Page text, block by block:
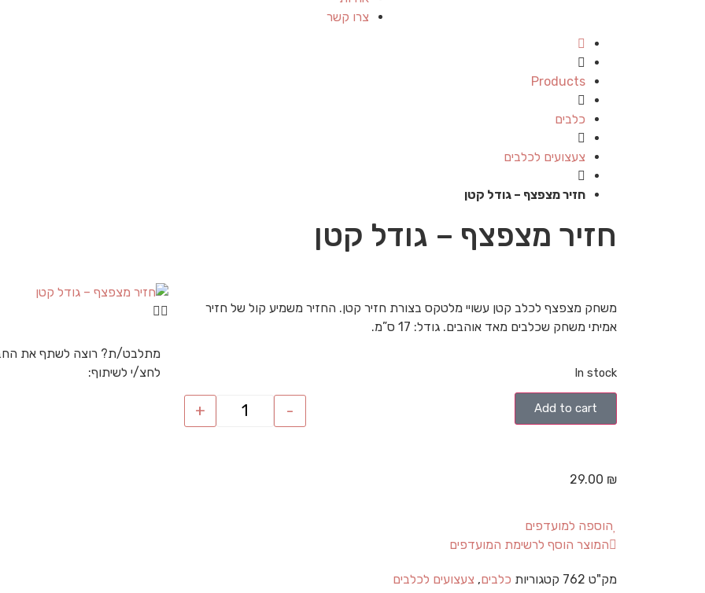
צרו קשר
Products
כלבים
צעצועים לכלבים
חזיר מצפצף – גודל קטן
חזיר מצפצף – גודל קטן
משחק מצפצף לכלב קטן עשויי מלטקס בצורת חזיר קטן. החזיר משמיע קול של חזיר
אמיתי משחק שכלבים מאד אוהבים. גודל: 17 ס”מ.
In stock
-
+ Add to cart
29.00 ₪
הוספה למועדפים
המוצר הוסף לרשימת המועדפים
מק"ט 762 קטגוריות כלבים, צעצועים לכלבים
מתלבט/ת? רוצה לשתף את
לחצ/י לשיתוף: